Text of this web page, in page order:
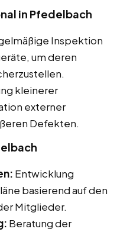
in Pfedelbach
Inspektion
um deren
kleinerer
externer
Defekten.
Entwicklung
basierend auf den
Mitglieder.
Beratung der